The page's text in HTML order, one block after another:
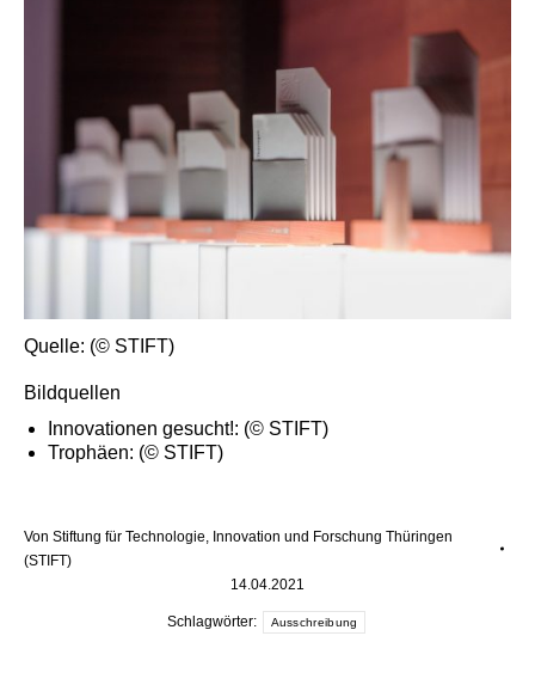
Quelle: (© STIFT)
Bildquellen
Innovationen gesucht!: (© STIFT)
Trophäen: (© STIFT)
Von Stiftung für Technologie, Innovation und Forschung Thüringen
(STIFT)
14.04.2021
Schlagwörter: Ausschreibung